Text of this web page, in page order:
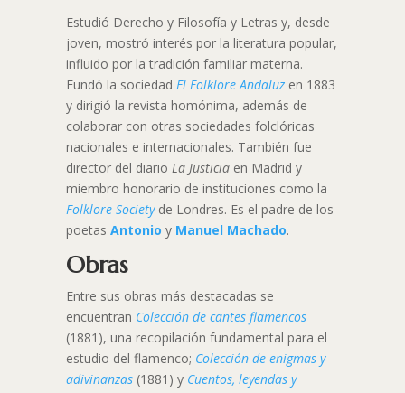
Estudió Derecho y Filosofía y Letras y, desde
joven, mostró interés por la literatura popular,
influido por la tradición familiar materna.
Fundó la sociedad El Folklore Andaluzen 1883
y dirigió la revista homónima, además de
colaborar con otras sociedades folclóricas
nacionales e internacionales. También fue
director del diario La Justiciaen Madrid y
miembro honorario de instituciones como la
Folklore Societyde Londres. Es el padre de los
poetas Antonio y Manuel Machado.
Obras
Entre sus obras más destacadas se
encuentran Colección de cantes flamencos
(1881), una recopilación fundamental para el
estudio del flamenco; Colección de enigmas y
adivinanzas(1881) y Cuentos, leyendas y